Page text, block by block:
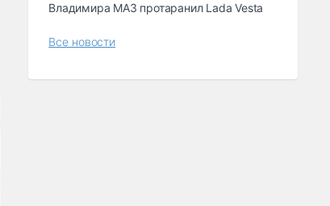
Владимира МАЗ протаранил Lada Vesta
Все новости